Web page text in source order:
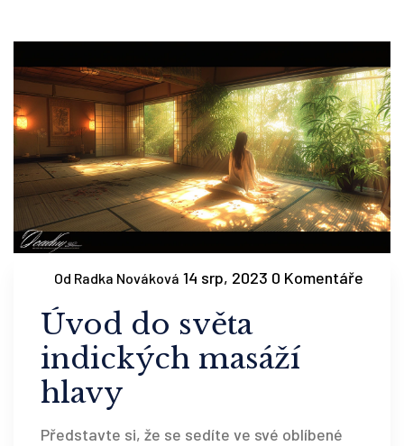
Od Radka Nováková 14 srp, 2023 0 Komentáře
Úvod do světa
indických masáží
hlavy
Představte si, že se sedíte ve své oblíbené